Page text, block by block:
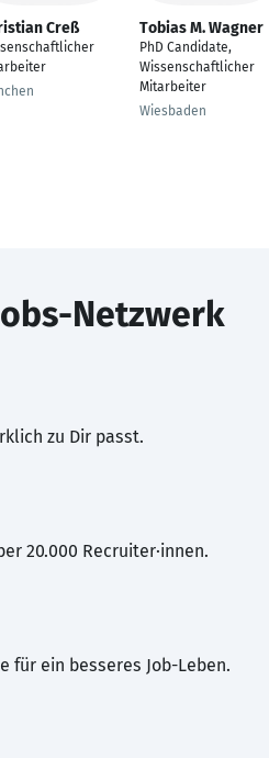
Creß Tobias M. Wagner
PhD Candidate,
Wissenschaftlicher
Mitarbeiter
Wiesbaden
Netzwerk
zu Dir passt.
20.000 Recruiter·innen.
für ein besseres Job-Leben.